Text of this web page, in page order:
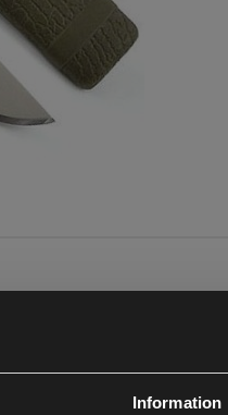
Information